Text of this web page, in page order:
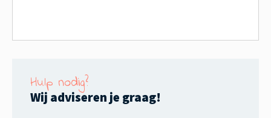
Hulp nodig?
Wij adviseren je graag!